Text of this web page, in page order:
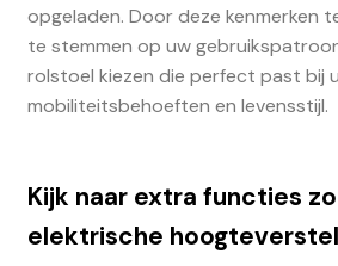
opgeladen. Door deze kenmerken
te stemmen op uw
rolstoel kiezen die perfect past bij
mobiliteitsbehoeften en levensstijl.
Kijk naar extra functies
elektrische